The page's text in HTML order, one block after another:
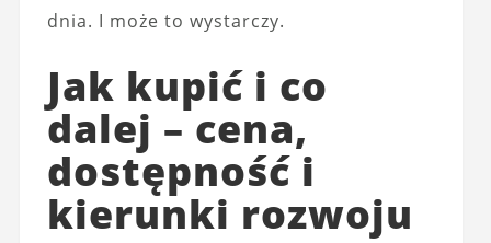
dnia. I może to wystarczy.
Jak kupić i co
dalej – cena,
dostępność i
kierunki rozwoju